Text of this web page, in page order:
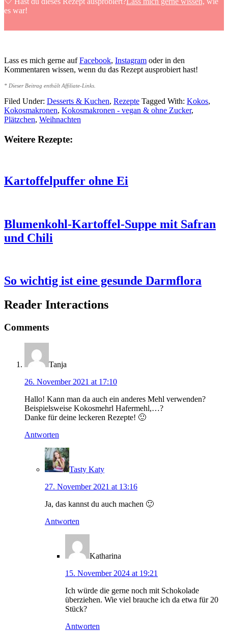
es war!
Lass es mich gerne aufFacebook, Instagram oder in den
Kommentaren wissen, wenn du das Rezept ausprobiert hast!
* Dieser Beitrag enthält Affiliate-Links.
Filed Under: Desserts & Kuchen, Rezepte Tagged With: Kokos,
Kokosmakronen, Kokosmakronen - vegan & ohne Zucker,
Plätzchen, Weihnachten
Weitere Rezepte:
Kartoffelpuffer ohne Ei
Blumenkohl-Kartoffel-Suppe mit Safran
und Chili
So wichtig ist eine gesunde Darmflora
Reader Interactions
Comments
Tanja
26. November 2021 at 17:10
Hallo! Kann man da auch ein anderes Mehl verwenden?
Beispielsweise Kokosmehrl Hafermehl,…?
Danke für deine leckeren Rezepte! 🙂
Antworten
Tasty Katy
27. November 2021 at 13:16
Ja, das kannst du auch machen 🙂
Antworten
Katharina
15. November 2024 at 19:21
Ich würde die gerne noch mit Schokolade
überziehen. Wie viel brauche ich da etwa für 20
Stück?
Antworten